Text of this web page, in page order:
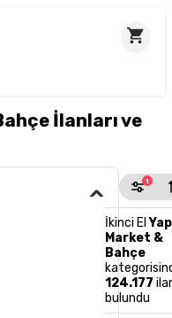
İlanları ve
1
İkinci El
Market &
Bahçe
124.177
bulundu